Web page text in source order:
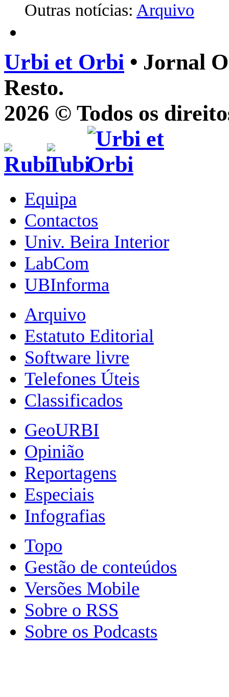
Outras notícias: Arquivo
Urbi et Orbi • Jornal
Resto.
2026 © Todos os
Equipa
Contactos
Univ. Beira Interior
LabCom
UBInforma
Arquivo
Estatuto Editorial
Software livre
Telefones Úteis
Classificados
GeoURBI
Opinião
Reportagens
Especiais
Infografias
Topo
Gestão de conteúdos
Versões Mobile
Sobre o RSS
Sobre os Podcasts